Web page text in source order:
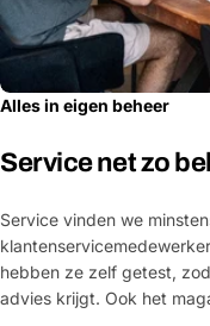
Alles in eigen beheer
Service net zo
Service vinden we
hebben ze zelf getest,
advies krijgt. Ook het